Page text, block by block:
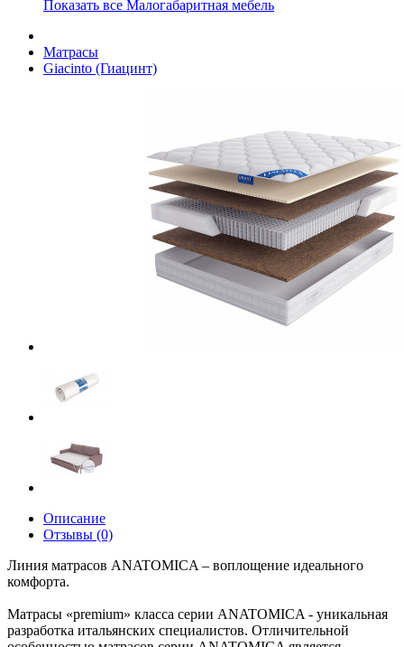
Показать все Малогабаритная мебель
Матрасы
Giacinto (Гиацинт)
Описание
Отзывы (0)
Линия матрасов ANATOMICA – воплощение идеального
комфорта.
Матрасы «premium» класса серии ANATOMICA - уникальная
разработка итальянских специалистов. Отличительной